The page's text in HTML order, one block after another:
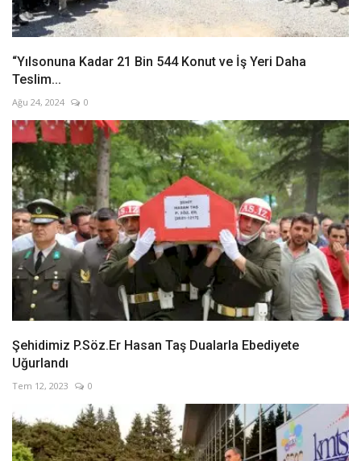
“Yılsonuna Kadar 21 Bin 544 Konut ve İş Yeri Daha
Teslim...
Ağu 24, 2024 0
Şehidimiz P.Söz.Er Hasan Taş Dualarla Ebediyete
Uğurlandı
Tem 12, 2023 0